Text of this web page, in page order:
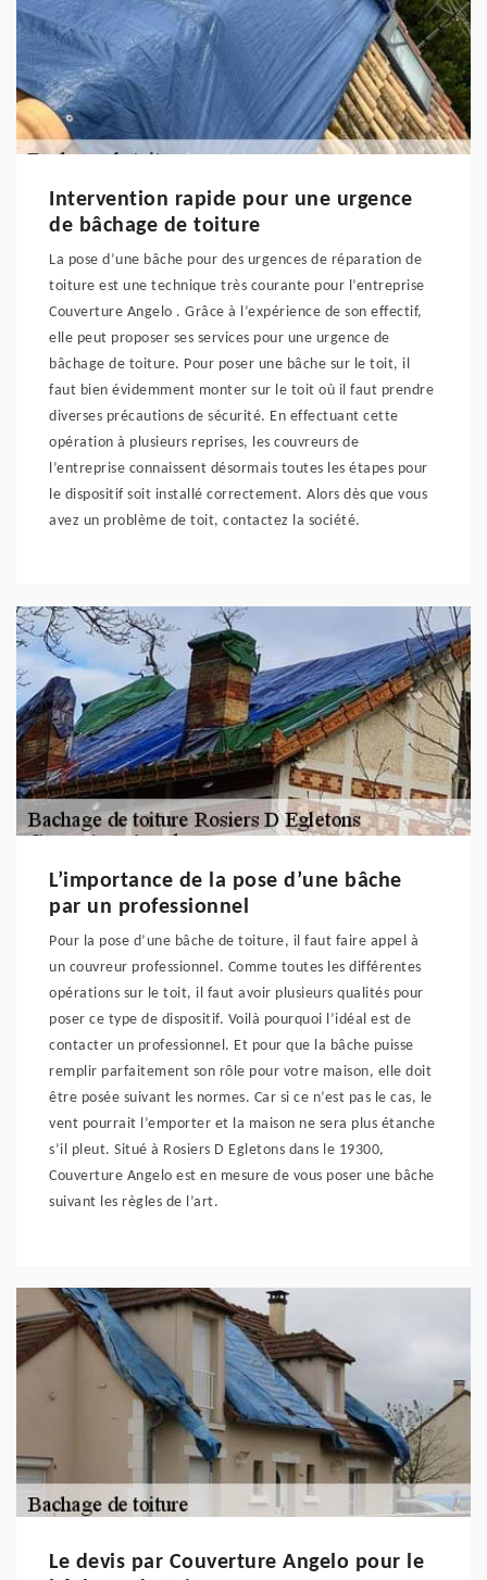
Intervention rapide pour une urgence
de bâchage de toiture
La pose d’une bâche pour des urgences de réparation de
toiture est une technique très courante pour l’entreprise
Couverture Angelo . Grâce à l’expérience de son effectif,
elle peut proposer ses services pour une urgence de
bâchage de toiture. Pour poser une bâche sur le toit, il
faut bien évidemment monter sur le toit où il faut prendre
diverses précautions de sécurité. En effectuant cette
opération à plusieurs reprises, les couvreurs de
l’entreprise connaissent désormais toutes les étapes pour
le dispositif soit installé correctement. Alors dès que vous
avez un problème de toit, contactez la société.
L’importance de la pose d’une bâche
par un professionnel
Pour la pose d’une bâche de toiture, il faut faire appel à
un couvreur professionnel. Comme toutes les différentes
opérations sur le toit, il faut avoir plusieurs qualités pour
poser ce type de dispositif. Voilà pourquoi l’idéal est de
contacter un professionnel. Et pour que la bâche puisse
remplir parfaitement son rôle pour votre maison, elle doit
être posée suivant les normes. Car si ce n’est pas le cas, le
vent pourrait l’emporter et la maison ne sera plus étanche
s’il pleut. Situé à Rosiers D Egletons dans le 19300,
Couverture Angelo est en mesure de vous poser une bâche
suivant les règles de l’art.
Le devis par Couverture Angelo pour le